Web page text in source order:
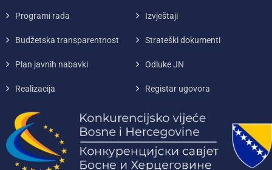
Programi rada Izvještaji
Budžetska transparentnost Strateški dokumenti
Plan javnih nabavki Odluke JN
Realizacija Registar ugovora